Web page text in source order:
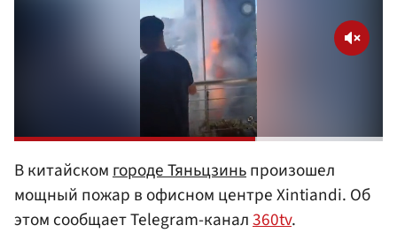
В китайскомгороде Тяньцзиньпроизошел
мощный пожар в офисном центре Xintiandi. Об
этом сообщает Telegram-канал360tv.